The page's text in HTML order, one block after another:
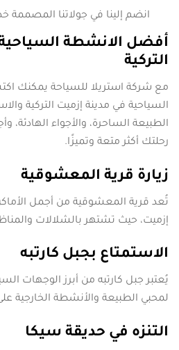
انضم إلينا في جولاتنا
أفضل الانشطة
التركية
مع شركة استريلا للسياحة يمكنك
السياحية في مدينة إزميت التركية
الطبيعة الساحرة، والأجواء
رحلتك أكثر متعة وتميزًا.
زيارة قرية المعشوقية
تُعد قرية المعشوقية من أجمل
إزميت، حيث تشتهر بالشلالات
الاستمتاع بجبل كارتبه
يُعتبر جبل كارتبه من أبرز الوجهات
لمحبي الطبيعة والأنشطة الخارجية
التنزه في حديقة سيكا